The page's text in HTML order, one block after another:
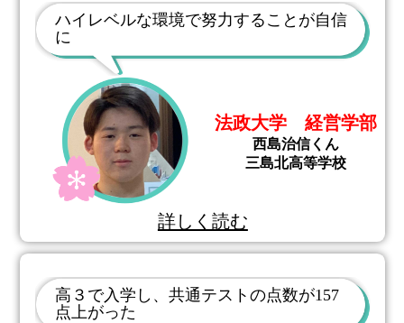
ハイレベルな環境で努力することが自信
に
法政大学 経営学部
西島治信くん
三島北高等学校
詳しく読む
高３で入学し、共通テストの点数が157
点上がった